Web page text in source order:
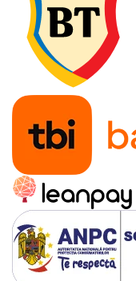
Masini de canelat
Carote diamantate
Discuri diamantate
Freze diamantate
Masini de sapat
Masini de sapat santuri
Foreze pentru
Accesorii pentru santier
Tubulatura evacuare
Parapeti rutieri
Arzatoare izolatii cu
Scule si unelte
Scule electrice